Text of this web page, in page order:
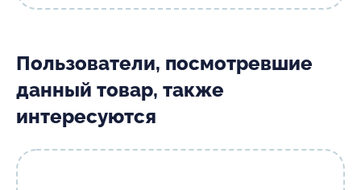
Пользователи, посмотревшие
данный товар, также
интересуются